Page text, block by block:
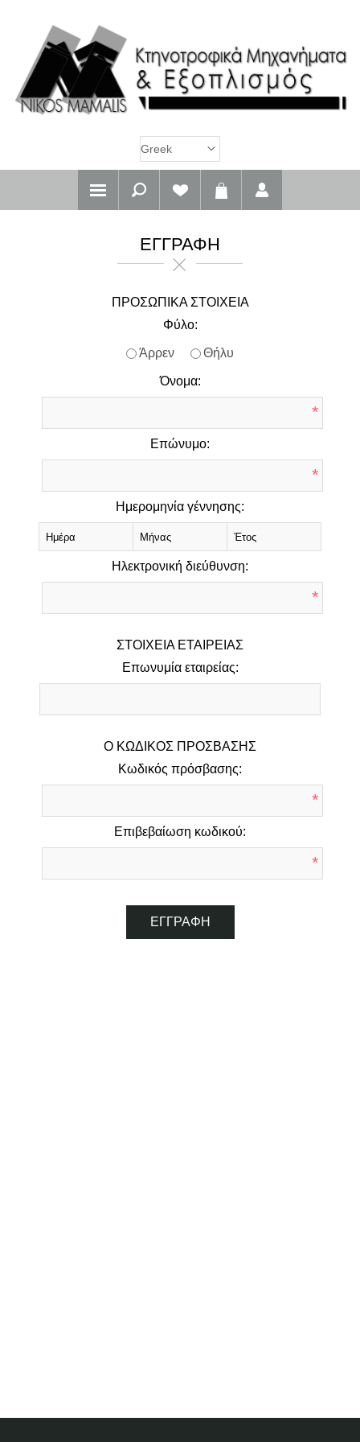
ΕΓΓΡΑΦΉ
ΠΡΟΣΩΠΙΚΆ ΣΤΟΙΧΕΊΑ
Φύλο:
Άρρεν Θήλυ
Όνομα:
*
Επώνυμο:
*
Ημερομηνία γέννησης:
Ηλεκτρονική διεύθυνση:
*
ΣΤΟΙΧΕΊΑ ΕΤΑΙΡΕΊΑΣ
Επωνυμία εταιρείας:
Ο ΚΩΔΙΚΌΣ ΠΡΌΣΒΑΣΗΣ
Κωδικός πρόσβασης:
*
Επιβεβαίωση κωδικού:
*